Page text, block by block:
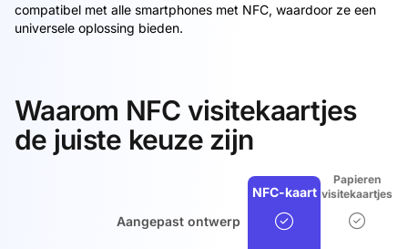
compatibel met alle smartphones met NFC, waardoor ze een
universele oplossing bieden.
Waarom NFC visitekaartjes
de juiste keuze zijn
NFC-kaart
Papieren
visitekaartjes
Aangepast ontwerp